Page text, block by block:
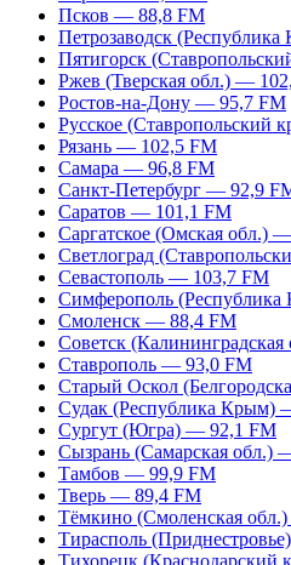
Псков — 88,8 FM
Петрозаводск
Пятигорск
Ржев (Тверская обл.) —
Ростов-на-Дону — 95,7 FM
Русское (Ставропольский
Рязань — 102,5 FM
Самара — 96,8 FM
Санкт-Петербург — 92,9
Саратов — 101,1 FM
Саргатское (Омская обл.)
Светлоград
Севастополь — 103,7 FM
Симферополь
Смоленск — 88,4 FM
Советск
Ставрополь — 93,0 FM
Старый Оскол
Судак (Республика Крым)
Сургут (Югра) — 92,1 FM
Сызрань (Самарская обл.)
Тамбов — 99,9 FM
Тверь — 89,4 FM
Тёмкино (Смоленская
Тирасполь
Тихорецк (Краснодарский